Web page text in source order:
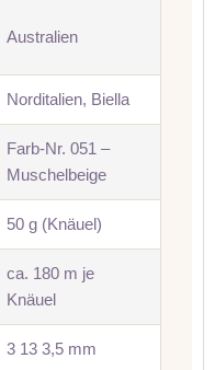
Australien
Norditalien, Biella
Farb-Nr. 051 –
Muschelbeige
50 g (Knäuel)
ca. 180 m je
Knäuel
3 13 3,5 mm